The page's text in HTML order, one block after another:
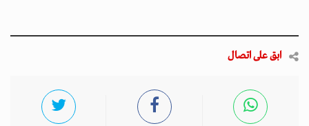
ابق على اتصال